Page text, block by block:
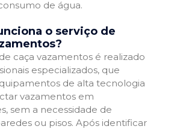
de água.
o serviço de
caça vazamentos é realizado
especializados, que
de alta tecnologia
vazamentos em
sem a necessidade de
ou pisos. Após identificar